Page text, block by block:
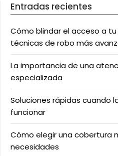
Entradas recientes
Cómo blindar el acceso a
técnicas de robo más
La importancia de una
especializada
Soluciones rápidas cuando
funcionar
Cómo elegir una cobertura
necesidades